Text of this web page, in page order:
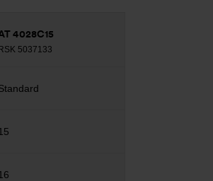
4028C15
RSK 5037133